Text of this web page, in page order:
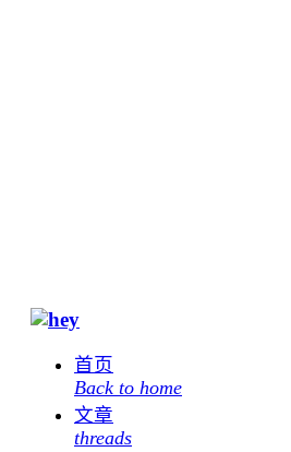
首页
Back to home
文章
threads